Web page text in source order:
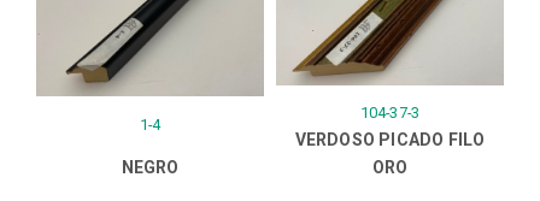
1-4
NEGRO
104-37-3
VERDOSO PICADO FILO
ORO